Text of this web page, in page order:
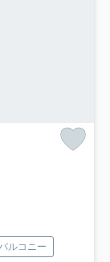
ルコニー